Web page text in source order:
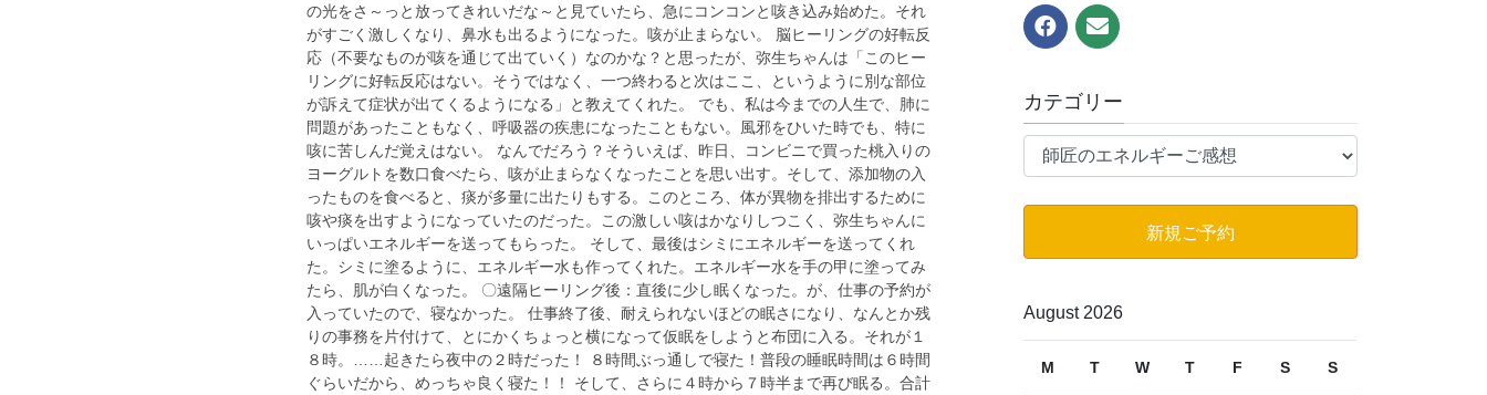
の光をさ～っと放ってきれいだな～と見ていたら、急にコンコンと咳き込み始めた。それ
がすごく激しくなり、鼻水も出るようになった。咳が止まらない。 脳ヒーリングの好転反
応（不要なものが咳を通じて出ていく）なのかな？と思ったが、弥生ちゃんは「このヒー
リングに好転反応はない。そうではなく、一つ終わると次はここ、というように別な部位
が訴えて症状が出てくるようになる」と教えてくれた。 でも、私は今までの人生で、肺に
問題があったこともなく、呼吸器の疾患になったこともない。風邪をひいた時でも、特に
咳に苦しんだ覚えはない。 なんでだろう？そういえば、昨日、コンビニで買った桃入りの
ヨーグルトを数口食べたら、咳が止まらなくなったことを思い出す。そして、添加物の入
ったものを食べると、痰が多量に出たりもする。このところ、体が異物を排出するために
咳や痰を出すようになっていたのだった。この激しい咳はかなりしつこく、弥生ちゃんに
いっぱいエネルギーを送ってもらった。 そして、最後はシミにエネルギーを送ってくれ
た。シミに塗るように、エネルギー水も作ってくれた。エネルギー水を手の甲に塗ってみ
たら、肌が白くなった。 〇遠隔ヒーリング後：直後に少し眠くなった。が、仕事の予約が
入っていたので、寝なかった。 仕事終了後、耐えられないほどの眠さになり、なんとか残
りの事務を片付けて、とにかくちょっと横になって仮眠をしようと布団に入る。それが１
８時。……起きたら夜中の２時だった！ ８時間ぶっ通しで寝た！普段の睡眠時間は６時間
ぐらいだから、めっちゃ良く寝た！！ そして、さらに４時から７時半まで再び眠る。合計
カテゴリー
テ
ー
新規ご予約
August 2026
M T W T F S S